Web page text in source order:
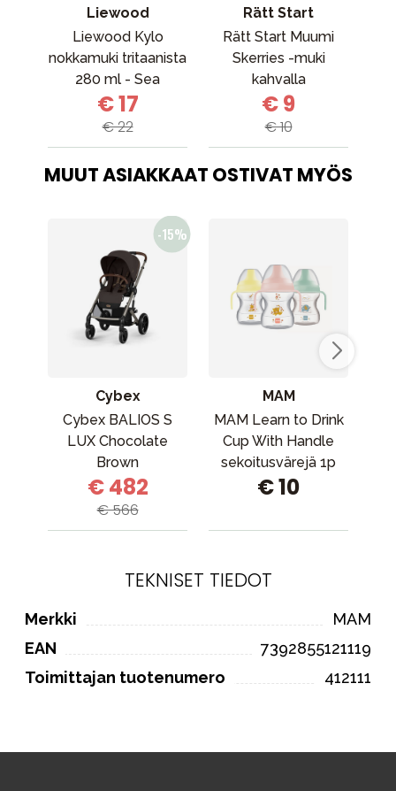
Liewood
Liewood Kylo
nokkamuki tritaanista
280 ml - Sea
Creature / Sandy
€ 17
€ 22
Rätt Start
Rätt Start Muumi
Skerries -muki
kahvalla
€ 9
€ 10
MUUT ASIAKKAAT OSTIVAT MYÖS
Cybex
Cybex BALIOS S
LUX Chocolate
Brown
€ 482
€ 566
MAM
MAM Learn to Drink
Cup With Handle
sekoitusvärejä 1p
€ 10
TEKNISET TIEDOT
Merkki
MAM
EAN
7392855121119
Toimittajan tuotenumero
412111